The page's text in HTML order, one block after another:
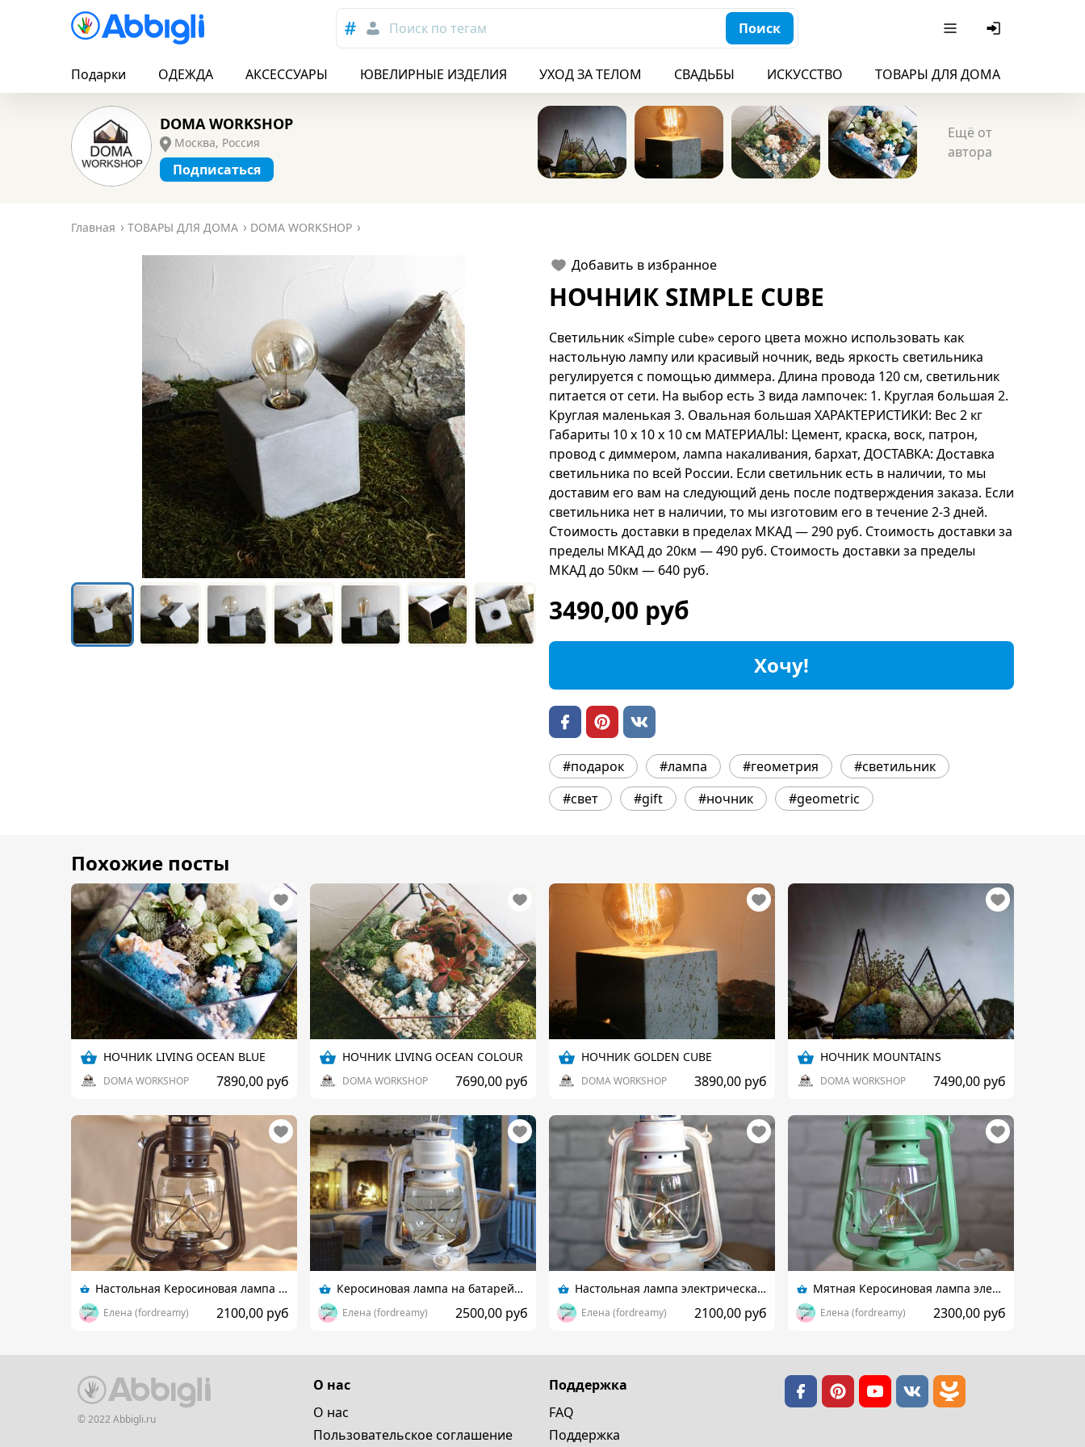
Поиск по тегам Поиск
Подарки ОДЕЖДА АКСЕССУАРЫ ЮВЕЛИРНЫЕ ИЗДЕЛИЯ УХОД ЗА ТЕЛОМ СВАДЬБЫ ИСКУССТВО ТОВАРЫ ДЛЯ ДОМА
DOMA WORKSHOP
Москва, Россия
Подписаться
Ещё от
автора
Главная ТОВАРЫ ДЛЯ ДОМА DOMA WORKSHOP
Добавить в избранное
НОЧНИК SIMPLE CUBE
Светильник «Simple cube» серого цвета можно использовать как
настольную лампу или красивый ночник, ведь яркость светильника
регулируется с помощью диммера. Длина провода 120 см, светильник
питается от сети. На выбор есть 3 вида лампочек: 1. Круглая большая 2.
Круглая маленькая 3. Овальная большая ХАРАКТЕРИСТИКИ: Вес 2 кг
Габариты 10 х 10 х 10 см МАТЕРИАЛЫ: Цемент, краска, воск, патрон,
провод с диммером, лампа накаливания, бархат, ДОСТАВКА: Доставка
светильника по всей России. Если светильник есть в наличии, то мы
доставим его вам на следующий день после подтверждения заказа. Если
светильника нет в наличии, то мы изготовим его в течение 2-3 дней.
Стоимость доставки в пределах МКАД — 290 руб. Стоимость доставки за
пределы МКАД до 20км — 490 руб. Стоимость доставки за пределы
МКАД до 50км — 640 руб.
3490,00 руб
Хочу!
#подарок #лампа #геометрия
#светильник
#свет
#gift #ночник #geometric
Похожие посты
НОЧНИК LIVING OCEAN BLUE
DOMA WORKSHOP 7890,00 руб
НОЧНИК LIVING OCEAN COLOUR
DOMA WORKSHOP 7690,00 руб
НОЧНИК GOLDEN CUBE
DOMA WORKSHOP 3890,00 руб
НОЧНИК MOUNTAINS
DOMA WORKSHOP 7490,00 руб
Настольная Керосиновая лампа в ретро стиле коричневая
Елена (fordreamy) 2100,00 руб
Керосиновая лампа на батарейках в ретро стиле
Елена (fordreamy) 2500,00 руб
Настольная лампа электрическая Керосинка белая
Елена (fordreamy) 2100,00 руб
Мятная Керосиновая лампа электрическая настольная
Елена (fordreamy) 2300,00 руб
© 2022 Abbigli.ru
О нас
О нас
Пользовательское cоглашение
Поддержка
FAQ
Поддержка